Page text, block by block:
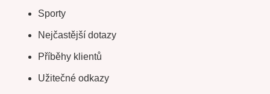
Sporty
Nejčastější dotazy
Příběhy klientů
Užitečné odkazy